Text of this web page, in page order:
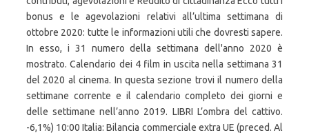
bonus e le agevolazioni relativi all’ultima settimana di
ottobre 2020: tutte le informazioni utili che dovresti sapere.
In esso, i 31 numero della settimana dell'anno 2020 è
mostrato. Calendario dei 4 film in uscita nella settimana 31
del 2020 al cinema. In questa sezione trovi il numero della
settimane corrente e il calendario completo dei giorni e
delle settimane nell’anno 2019. LIBRI L’ombra del cattivo.
-6,1%) 10:00 Italia: Bilancia commerciale extra UE (preced. Al